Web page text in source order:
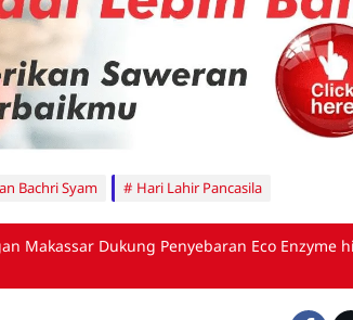
Bachri Syam Hari Lahir Pancasila
Makassar Dukung Penyebaran Eco Enzyme